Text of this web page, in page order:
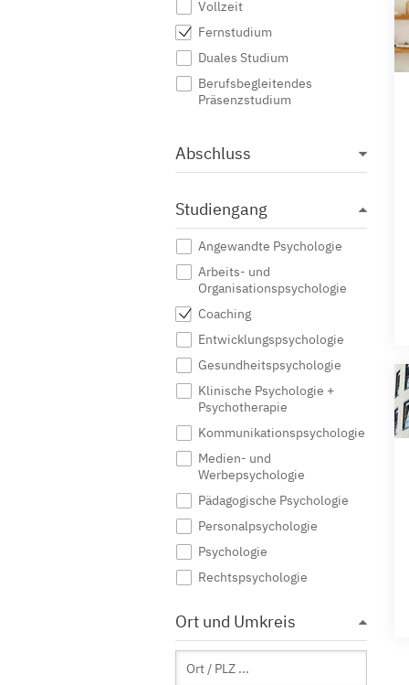
Vollzeit
Fernstudium
Duales Studium
Berufsbegleitendes
Präsenzstudium
Abschluss
Studiengang
Angewandte Psychologie
Arbeits- und
Organisationspsychologie
Coaching
Entwicklungspsychologie
Gesundheitspsychologie
Klinische Psychologie +
Psychotherapie
Kommunikationspsychologie
Medien- und
Werbepsychologie
Pädagogische Psychologie
Personalpsychologie
Psychologie
Rechtspsychologie
Sportpsychologie
Wirtschaftspsychologie
Ort und Umkreis